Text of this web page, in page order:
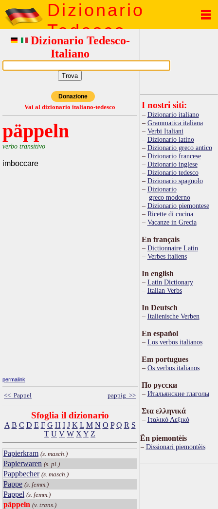
Dizionario
Tedesco
Dizionario Tedesco-
Italiano
Donazione
Vai al dizionario italiano-tedesco
päppeln
verbo transitivo
imboccare
permalink
<< Pappel pappig >>
Sfoglia il dizionario
A B C D E F G H I J K L M N O P Q R S
T U V W X Y Z
Papierkram (s. masch.)
Papierwaren (s. pl.)
Pappbecher (s. masch.)
Pappe (s. femm.)
Pappel (s. femm.)
päppeln (v. trans.)
I nostri siti:
Dizionario italiano
Grammatica italiana
Verbi Italiani
Dizionario latino
Dizionario greco antico
Dizionario francese
Dizionario inglese
Dizionario tedesco
Dizionario spagnolo
Dizionario
greco moderno
Dizionario piemontese
Ricette di cucina
Vacanze in Grecia
En français
Dictionnaire Latin
Verbes italiens
In english
Latin Dictionary
Italian Verbs
In Deutsch
Italienische Verben
En español
Los verbos italianos
Em portugues
Os verbos italianos
По русски
Итальянские глаголы
Στα ελληνικά
Ιταλικό Λεξικό
Ën piemontèis
Dissionari piemontèis